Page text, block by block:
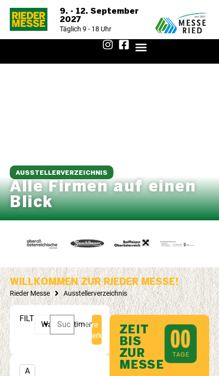
9. - 12. September
2027
Täglich 9 - 18 Uhr
AUSSTELLERVERZEICHNIS
Alle Firmen auf einen
Blick
WILLKOMMEN ZUR RIEDER MESSE!
Rieder Messe Ausstellerverzeichnis
FILTERN:
Warensortiment
Ihre
Merkliste
A
ZEIT
BIS
ZUR
MESSE
00
TAGE